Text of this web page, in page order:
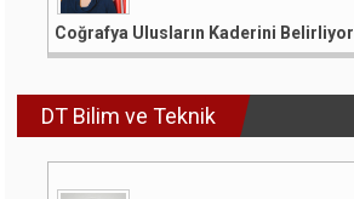
Coğrafya Ulusların Kaderini Belirliyor
DT Bilim ve Teknik